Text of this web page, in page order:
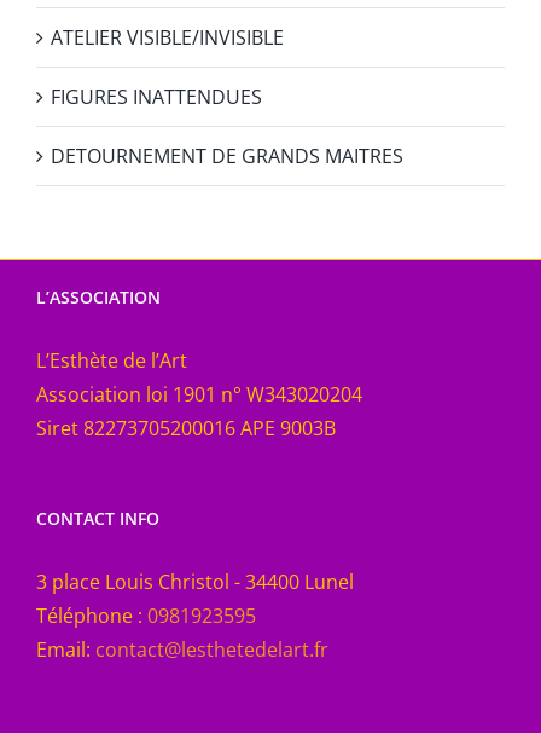
ATELIER VISIBLE/INVISIBLE
FIGURES INATTENDUES
DETOURNEMENT DE GRANDS MAITRES
L’ASSOCIATION
L’Esthète de l’Art
Association loi 1901 n° W343020204
Siret 82273705200016 APE 9003B
CONTACT INFO
3 place Louis Christol - 34400 Lunel
Téléphone : 0981923595
Email: contact@lesthetedelart.fr